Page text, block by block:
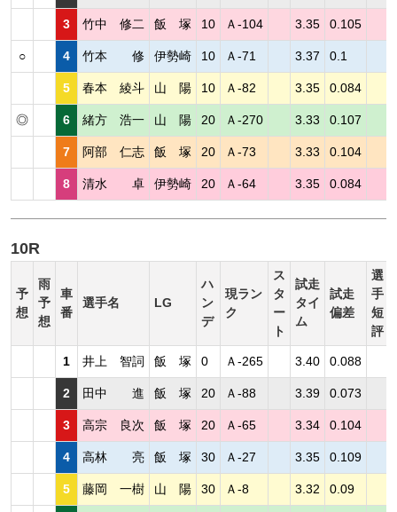
3 竹中 修二 飯 塚 10 Ａ-104 3.35 0.105
○ 4 竹本 修 伊勢崎 10 Ａ-71 3.37 0.1
5 春本 綾斗 山 陽 10 Ａ-82 3.35 0.084
◎ 6 緒方 浩一 山 陽 20 Ａ-270 3.33 0.107
7 阿部 仁志 飯 塚 20 Ａ-73 3.33 0.104
8 清水 卓 伊勢崎 20 Ａ-64 3.35 0.084
10R
予
想
雨
予
想
車
番
選手名 LG
ハ
ン
デ
現ラン
ク
ス
タ
ー
ト
試走
タイ
ム
試走
偏差
選
手
短
評
1 井上 智詞 飯 塚 0 Ａ-265 3.40 0.088
2 田中 進 飯 塚 20 Ａ-88 3.39 0.073
3 高宗 良次 飯 塚 20 Ａ-65 3.34 0.104
4 高林 亮 飯 塚 30 Ａ-27 3.35 0.109
5 藤岡 一樹 山 陽 30 Ａ-8 3.32 0.09